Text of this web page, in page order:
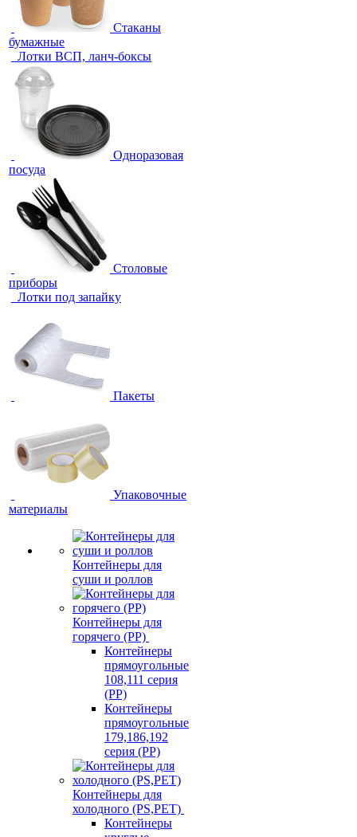
Стаканы
бумажные
Лотки ВСП, ланч-боксы
Одноразовая
посуда
Столовые
приборы
Лотки под запайку
Пакеты
Упаковочные
материалы
Контейнеры для
суши и роллов
Контейнеры для
горячего (PP)
Контейнеры
прямоугольные
108,111 серия
(PP)
Контейнеры
прямоугольные
179,186,192
серия (PP)
Контейнеры для
холодного (PS,PET)
Контейнеры